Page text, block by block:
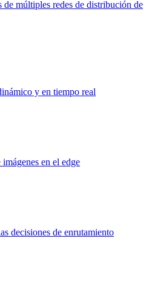
de múltiples redes de distribución de
y en tiempo real
en el edge
decisiones de enrutamiento